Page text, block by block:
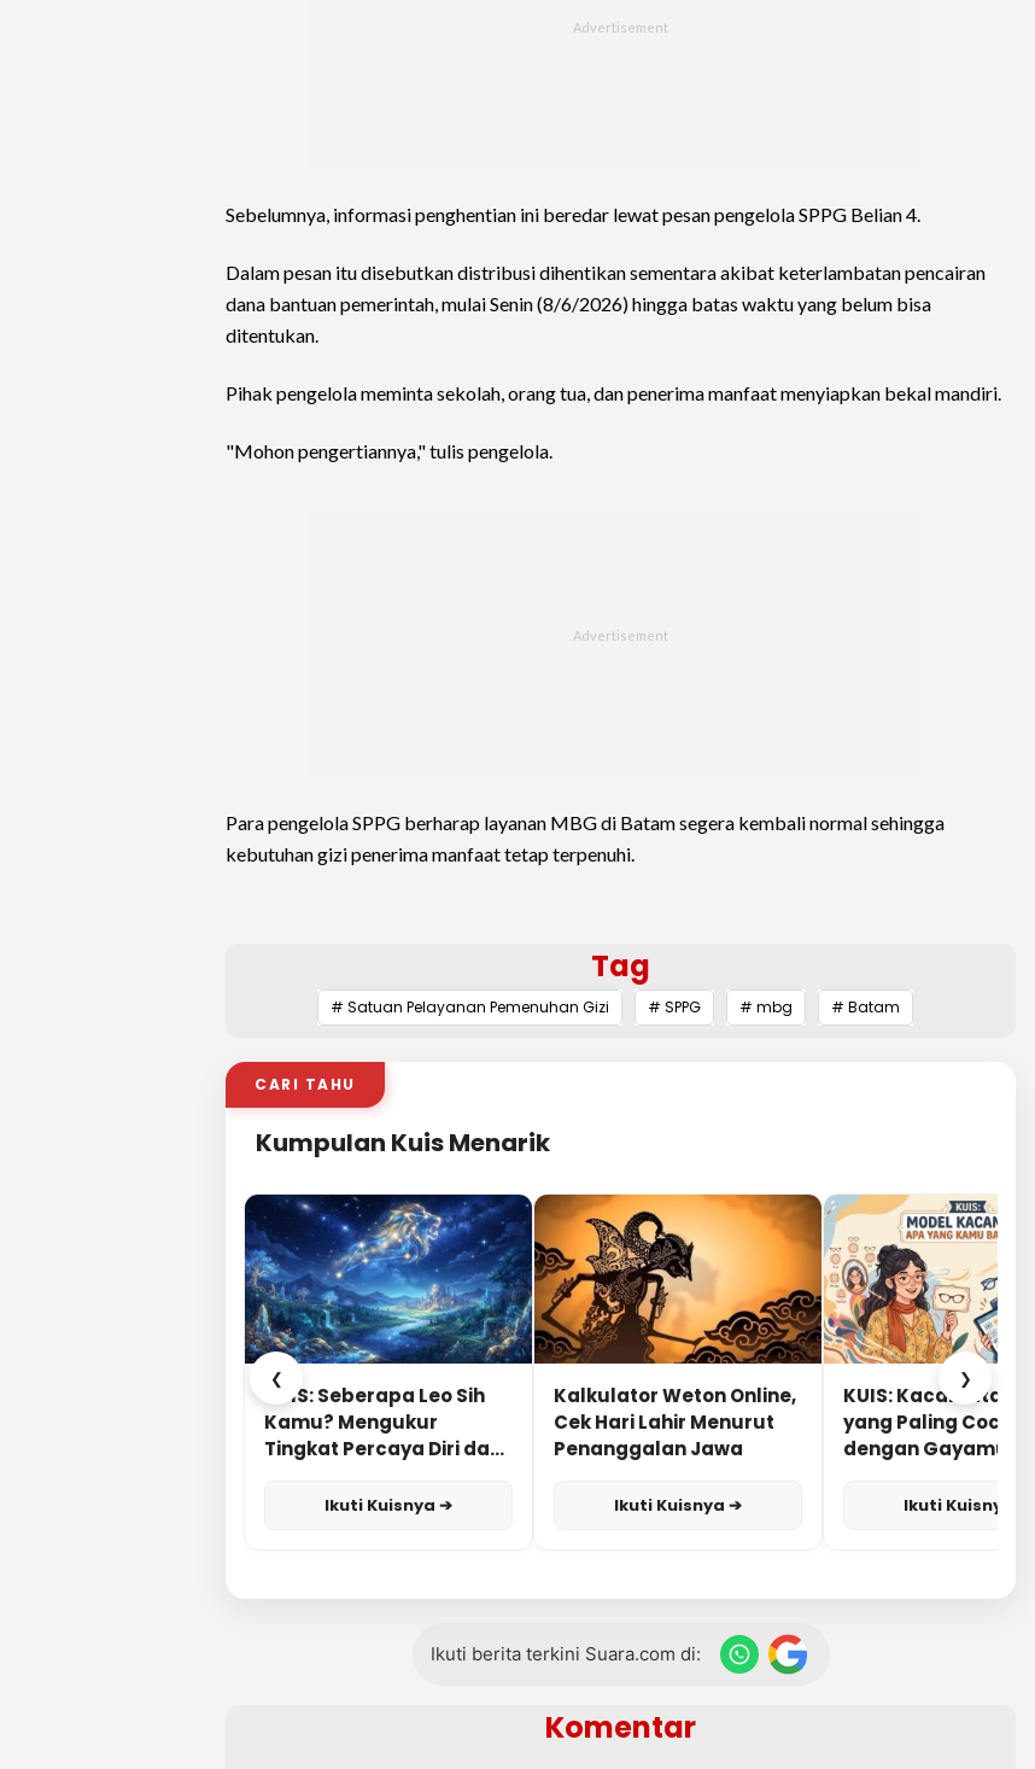
Sebelumnya, informasi penghentian ini beredar lewat pesan pengelola SPPG Belian 4.
Dalam pesan itu disebutkan distribusi dihentikan sementara akibat keterlambatan pencairan
dana bantuan pemerintah, mulai Senin (8/6/2026) hingga batas waktu yang belum bisa
ditentukan.
Pihak pengelola meminta sekolah, orang tua, dan penerima manfaat menyiapkan bekal mandiri.
"Mohon pengertiannya," tulis pengelola.
Para pengelola SPPG berharap layanan MBG di Batam segera kembali normal sehingga
kebutuhan gizi penerima manfaat tetap terpenuhi.
Tag
# Satuan Pelayanan Pemenuhan Gizi # SPPG # mbg # Batam
CARI TAHU
Kumpulan Kuis Menarik
❮
KUIS: Seberapa Leo Sih
Kamu? Mengukur
Tingkat Percaya Diri dan
Ikuti Kuisnya ➔
Kalkulator Weton Online,
Cek Hari Lahir Menurut
Penanggalan Jawa
Ikuti Kuisnya ➔
KUIS: Kacamata Apa
yang Paling Cocok
dengan Gayamu?
Ikuti Kuisnya ➔
❯
Ikuti berita terkini Suara.com di:
Komentar